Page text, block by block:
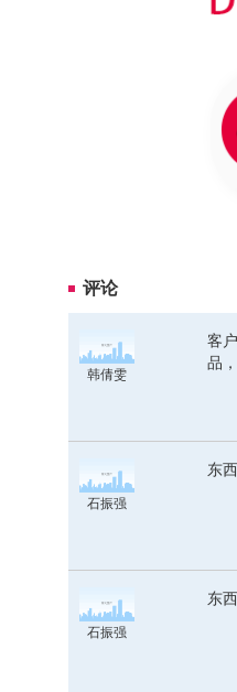
评论
韩倩雯
客
品
石振强
东
石振强
东